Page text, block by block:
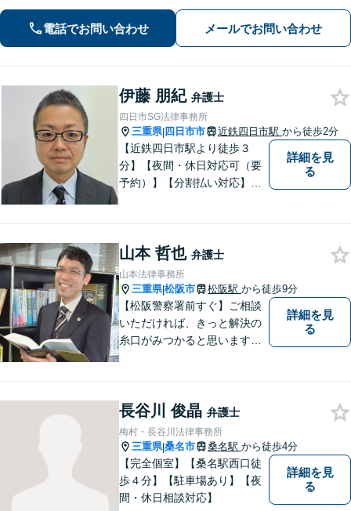
相続／刑事事件など、幅広く対応【地
域に根ざした弁護士】お気軽にお問い
合わせください。
電話でお問い合わせ メールでお問い合わせ
伊藤 朋紀 弁護士
四日市SG法律事務所
三重県| 四日市市 近鉄四日市駅 から徒歩2分
【近鉄四日市駅より徒歩３
分】【夜間・休日対応可（要
予約）】【分割払い対応】
して、一緒に解決方法を考え
る手助けをさせていただけれ
ばと思いますので、お気軽に
ご相談ください。
詳細を見
る
山本 哲也 弁護士
山本法律事務所
三重県|松阪市 松阪駅 から徒歩9分
【松阪警察署前すぐ】ご相談
いただければ、きっと解決の
糸口がみつかると思います。
詳細を見
る
長谷川 俊晶 弁護士
梅村・長谷川法律事務所
三重県|桑名市 桑名駅 から徒歩4分
【完全個室】【桑名駅西口徒
歩４分】【駐車場あり】【夜
間・休日相談対応】
詳細を見
る